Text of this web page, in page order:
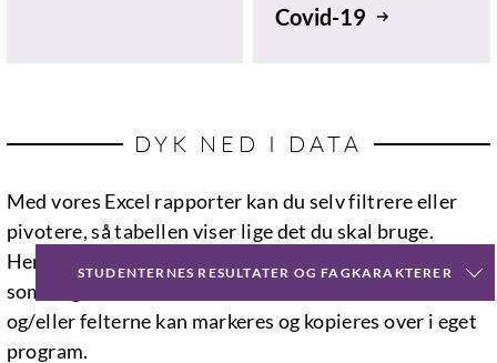
Covid-19
DYK NED I DATA
Med vores Excel rapporter kan du selv filtrere eller
pivotere, så tabellen viser lige det du skal bruge.
Herefter kan filen enten downloades til egen maskine,
som dog mister forbindelsen til datavarehuset,
og/eller felterne kan markeres og kopieres over i eget
program.
STUDENTERNES RESULTATER OG FAGKARAKTERER